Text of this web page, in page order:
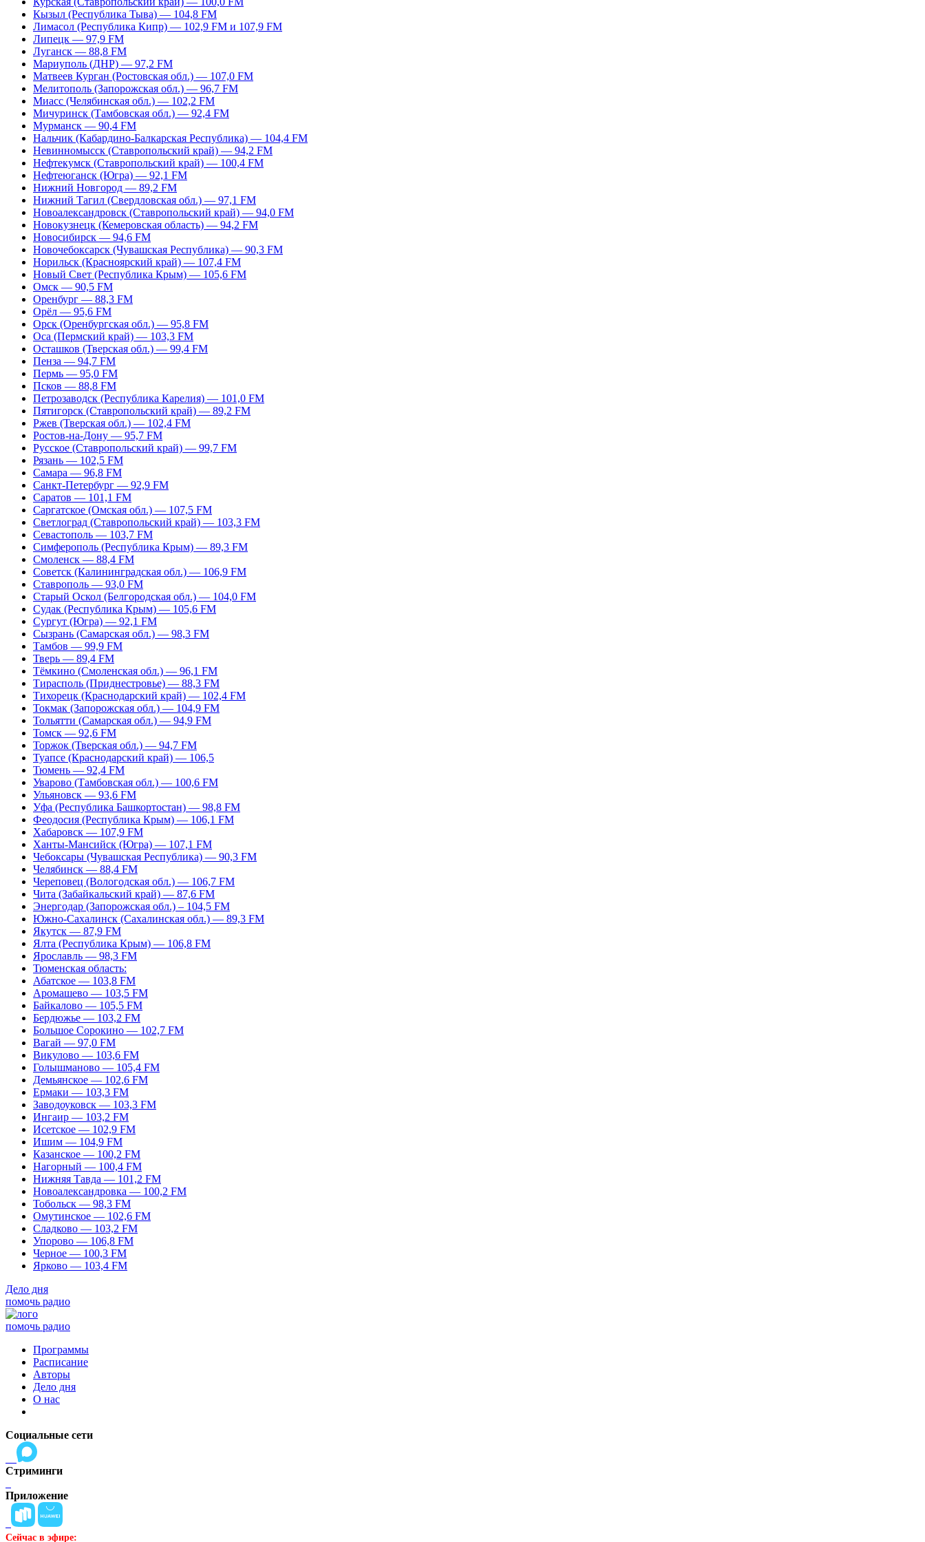
Кызыл (Республика Тыва) — 104,8 FM
Лимасол (Республика Кипр) — 102,9 FM и 107,9 FM
Липецк — 97,9 FM
Луганск — 88,8 FM
Мариуполь (ДНР) — 97,2 FM
Матвеев Курган (Ростовская обл.) — 107,0 FM
Мелитополь (Запорожская обл.) — 96,7 FM
Миасс (Челябинская обл.) — 102,2 FM
Мичуринск (Тамбовская обл.) — 92,4 FM
Мурманск — 90,4 FM
Нальчик (Кабардино-Балкарская Республика) — 104,4 FM
Невинномысск (Ставропольский край) — 94,2 FM
Нефтекумск (Ставропольский край) — 100,4 FM
Нефтеюганск (Югра) — 92,1 FM
Нижний Новгород — 89,2 FM
Нижний Тагил (Свердловская обл.) — 97,1 FM
Новоалександровск (Ставропольский край) — 94,0 FM
Новокузнецк (Кемеровская область) — 94,2 FM
Новосибирск — 94,6 FM
Новочебоксарск (Чувашская Республика) — 90,3 FM
Норильск (Красноярский край) — 107,4 FM
Новый Свет (Республика Крым) — 105,6 FM
Омск — 90,5 FM
Оренбург — 88,3 FM
Орёл — 95,6 FM
Орск (Оренбургская обл.) — 95,8 FM
Оса (Пермский край) — 103,3 FM
Осташков (Тверская обл.) — 99,4 FM
Пенза — 94,7 FM
Пермь — 95,0 FM
Псков — 88,8 FM
Петрозаводск (Республика Карелия) — 101,0 FM
Пятигорск (Ставропольский край) — 89,2 FM
Ржев (Тверская обл.) — 102,4 FM
Ростов-на-Дону — 95,7 FM
Русское (Ставропольский край) — 99,7 FM
Рязань — 102,5 FM
Самара — 96,8 FM
Санкт-Петербург — 92,9 FM
Саратов — 101,1 FM
Саргатское (Омская обл.) — 107,5 FM
Светлоград (Ставропольский край) — 103,3 FM
Севастополь — 103,7 FM
Симферополь (Республика Крым) — 89,3 FM
Смоленск — 88,4 FM
Советск (Калининградская обл.) — 106,9 FM
Ставрополь — 93,0 FM
Старый Оскол (Белгородская обл.) — 104,0 FM
Судак (Республика Крым) — 105,6 FM
Сургут (Югра) — 92,1 FM
Сызрань (Самарская обл.) — 98,3 FM
Тамбов — 99,9 FM
Тверь — 89,4 FM
Тёмкино (Смоленская обл.) — 96,1 FM
Тирасполь (Приднестровье) — 88,3 FM
Тихорецк (Краснодарский край) — 102,4 FM
Токмак (Запорожская обл.) — 104,9 FM
Тольятти (Самарская обл.) — 94,9 FM
Томск — 92,6 FM
Торжок (Тверская обл.) — 94,7 FM
Туапсе (Краснодарский край) — 106,5
Тюмень — 92,4 FM
Уварово (Тамбовская обл.) — 100,6 FM
Ульяновск — 93,6 FM
Уфа (Республика Башкортостан) — 98,8 FM
Феодосия (Республика Крым) — 106,1 FM
Хабаровск — 107,9 FM
Ханты-Мансийск (Югра) — 107,1 FM
Чебоксары (Чувашская Республика) — 90,3 FM
Челябинск — 88,4 FM
Череповец (Вологодская обл.) — 106,7 FM
Чита (Забайкальский край) — 87,6 FM
Энергодар (Запорожская обл.) – 104,5 FM
Южно-Сахалинск (Сахалинская обл.) — 89,3 FM
Якутск — 87,9 FM
Ялта (Республика Крым) — 106,8 FM
Ярославль — 98,3 FM
Тюменская область:
Абатское — 103,8 FM
Аромашево — 103,5 FM
Байкалово — 105,5 FM
Бердюжье — 103,2 FM
Большое Сорокино — 102,7 FM
Вагай — 97,0 FM
Викулово — 103,6 FM
Голышманово — 105,4 FM
Демьянское — 102,6 FM
Ермаки — 103,3 FM
Заводоуковск — 103,3 FM
Ингаир — 103,2 FM
Исетское — 102,9 FM
Ишим — 104,9 FM
Казанское — 100,2 FM
Нагорный — 100,4 FM
Нижняя Тавда — 101,2 FM
Новоалександровка — 100,2 FM
Тобольск — 98,3 FM
Омутинское — 102,6 FM
Сладково — 103,2 FM
Упорово — 106,8 FM
Черное — 100,3 FM
Ярково — 103,4 FM
Дело дня
помочь радио
помочь радио
Программы
Расписание
Авторы
Дело дня
О нас
Социальные сети
Стриминги
Приложение
Сейчас в эфире: